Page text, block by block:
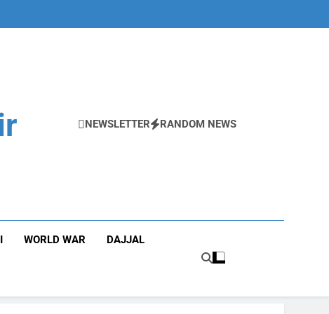
NEWSLETTER RANDOM NEWS
WORLD WAR DAJJAL